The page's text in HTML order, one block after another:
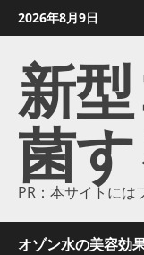
ン
2026年8月9日
新
菌す
PR：本サイトには
オゾン水の美容効